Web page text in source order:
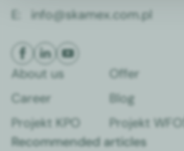
E:
info@skamex.com.pl
About us Offer
Career
Blog
Pro­jekt KPO
Pro­jekt WFOŚ
Recommended articles